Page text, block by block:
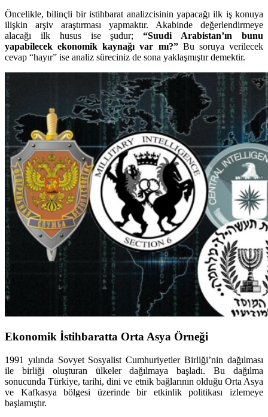
Öncelikle, bilinçli bir istihbarat analizcisinin yapacağı ilk iş konuya
ilişkin arşiv araştırması yapmaktır. Akabinde değerlendirmeye
alacağı ilk husus ise şudur;“Suudi Arabistan’ın bunu
yapabilecek ekonomik kaynağı var mı?”Bu soruya verilecek
cevap “hayır” ise analiz süreciniz de sona yaklaşmıştır demektir.
Ekonomik İstihbaratta Orta Asya Örneği
1991 yılında Sovyet Sosyalist Cumhuriyetler Birliği’nin dağılması
ile birliği oluşturan ülkeler dağılmaya başladı. Bu dağılma
sonucunda Türkiye, tarihi, dini ve etnik bağlarının olduğu Orta Asya
ve Kafkasya bölgesi üzerinde bir etkinlik politikası izlemeye
başlamıştır.